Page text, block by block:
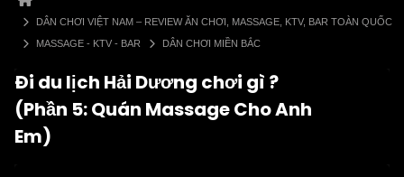
DÂN CHƠI VIỆT NAM – REVIEW ĂN CHƠI, MASSAGE, KTV, BAR TOÀN QUỐC
MASSAGE - KTV - BAR
DÂN CHƠI MIỀN BẮC
Đi du lịch Hải Dương chơi gì ?
(Phần 5: Quán Massage Cho Anh
Em)